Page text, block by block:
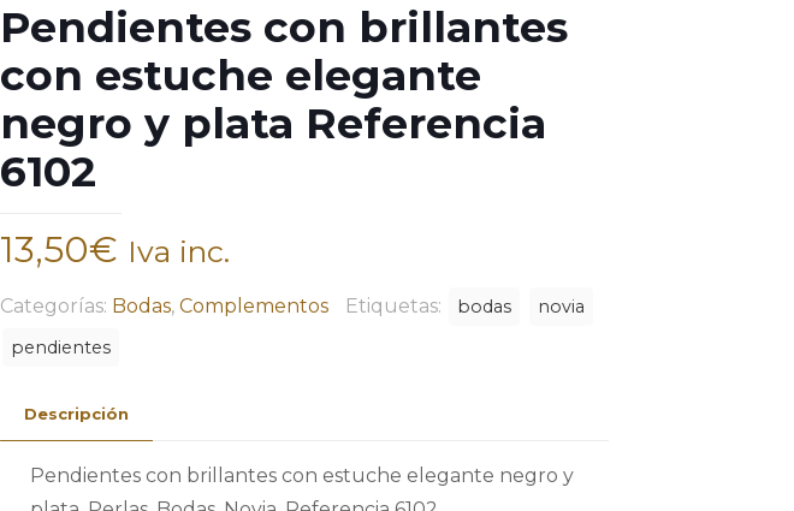
Pendientes con brillantes
con estuche elegante
negro y plata Referencia
6102
13,50€ Iva inc.
Categorías: Bodas, Complementos Etiquetas: bodas
novia
pendientes
Descripción
Pendientes con brillantes con estuche elegante negro y